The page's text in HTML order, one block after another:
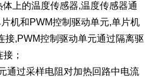
上的温度传感器,温度传感器通
机和PWM控制驱动单元,单片机
接,PWM控制驱动单元通过隔离驱
；
过采样电阻对加热回路中电流